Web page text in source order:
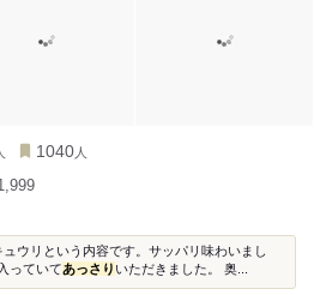
1040 人
ュウリという内容です。サッパリ味わいまし
っていてあっさり いただきました。 奥...